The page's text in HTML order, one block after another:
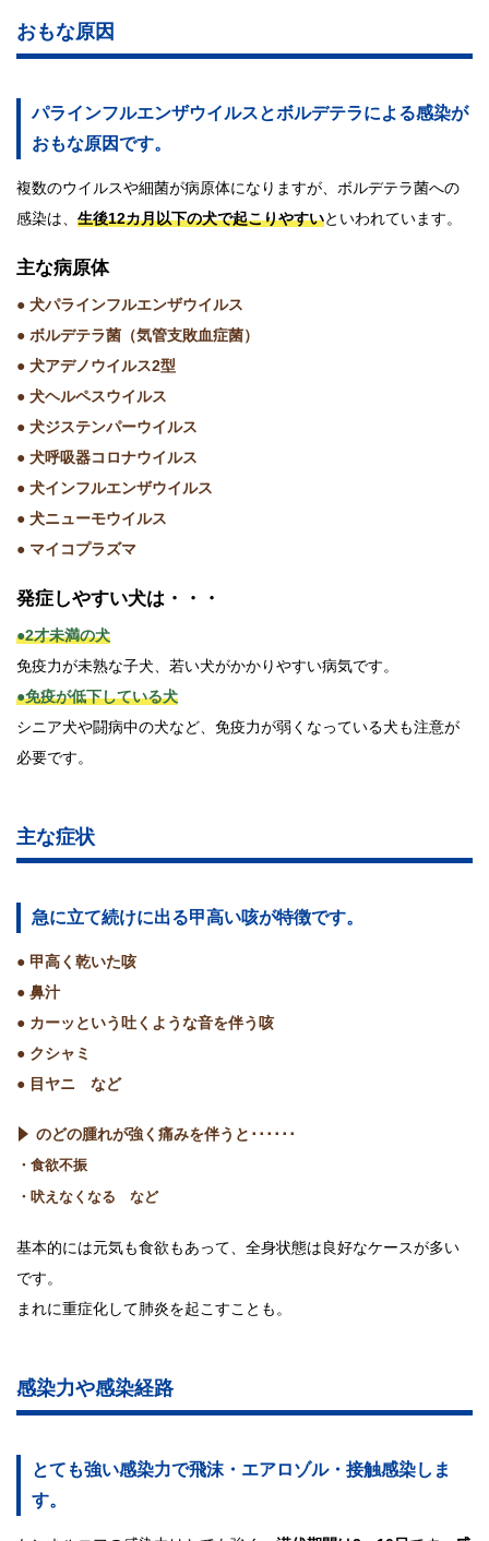
おもな原因
パラインフルエンザウイルスとボルデテラによる感染が
おもな原因です。
複数のウイルスや細菌が病原体になりますが、ボルデテラ菌への
感染は、 生後12カ月以下の犬で起こりやすいといわれています。
主な病原体
● 犬パラインフルエンザウイルス
● ボルデテラ菌（気管支敗血症菌）
● 犬アデノウイルス2型
● 犬ヘルペスウイルス
● 犬ジステンパーウイルス
● 犬呼吸器コロナウイルス
● 犬インフルエンザウイルス
● 犬ニューモウイルス
● マイコプラズマ
発症しやすい犬は・・・
●2才未満の犬
免疫力が未熟な子犬、若い犬がかかりやすい病気です。
●免疫が低下している犬
シニア犬や闘病中の犬など、免疫力が弱くなっている犬も注意が
必要です。
主な症状
急に立て続けに出る甲高い咳が特徴です。
● 甲高く乾いた咳
● 鼻汁
● カーッという吐くような音を伴う咳
● クシャミ
● 目ヤニ など
のどの腫れが強く痛みを伴うと･･････
・食欲不振
・吠えなくなる など
基本的には元気も食欲もあって、全身状態は良好なケースが多い
です。
まれに重症化して肺炎を起こすことも。
感染力や感染経路
とても強い感染力で飛沫・エアロゾル・接触感染しま
す。